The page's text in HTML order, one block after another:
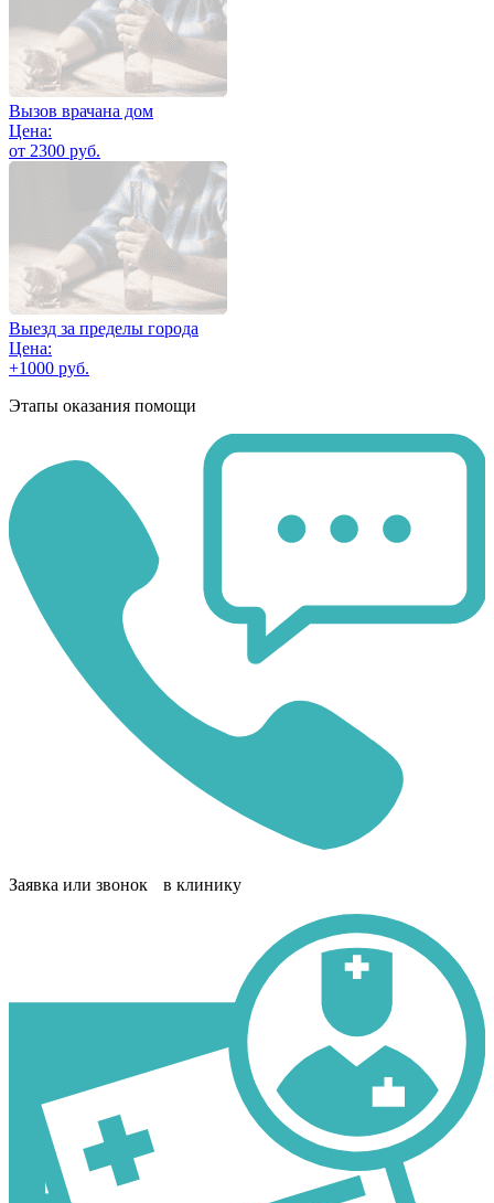
Вызов врачана дом
Цена:
от 2300 руб.
Выезд за пределы города
Цена:
+1000 руб.
Этапы оказания помощи
Заявка или звонок в клинику